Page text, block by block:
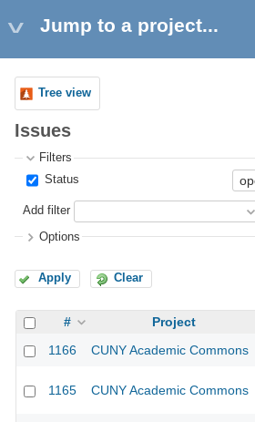
Jump to a project...
Tree view
Issues
Filters
Status
Add filter
Options
Apply Clear
# Project
1166
CUNY Academic Commons
1165 CUNY Academic Commons